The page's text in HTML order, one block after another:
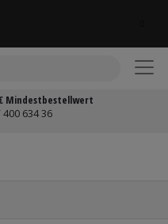
Mindestbestellwert
400 634 36